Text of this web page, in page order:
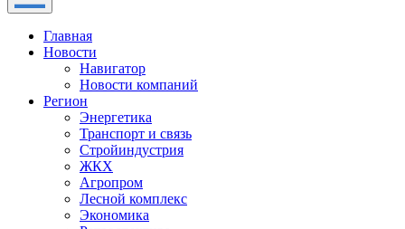
Главная
Новости
Навигатор
Новости компаний
Регион
Энергетика
Транспорт и связь
Стройиндустрия
ЖКХ
Агропром
Лесной комплекс
Экономика